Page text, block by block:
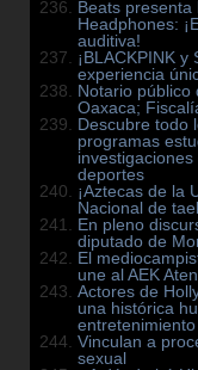
Beats presenta
Headphones:
auditiva!
¡BLACKPINK
experiencia
Notario público
Oaxaca;
Descubre todo
programas
deportes
¡Aztecas de la
Nacional de
En pleno
diputado de
El
une al AEK
Actores de
una histórica
entretenimiento
Vinculan a
sexual